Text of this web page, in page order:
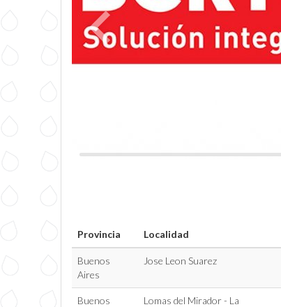
Provincia Localidad
Buenos
Aires
Jose Leon Suarez
Buenos
Lomas del Mirador - La